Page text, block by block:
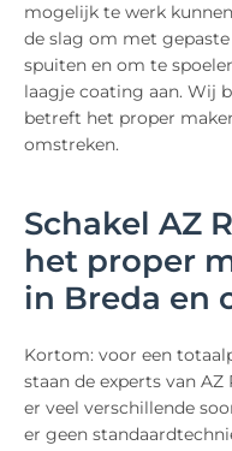
mogelijk te werk
de slag om met
spuiten en om te
laagje coating aan. Wij
betreft het proper
omstreken.
Schakel AZ
het proper
in Breda en
Kortom: voor een
staan de experts van
er veel verschillende
er geen